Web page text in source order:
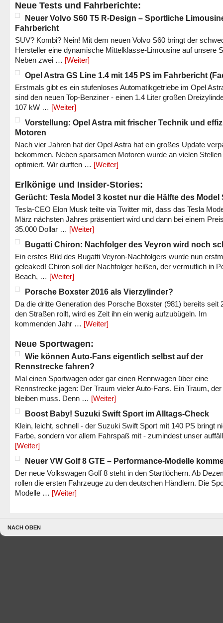
Neue Tests und Fahrberichte:
Neuer Volvo S60 T5 R-Design – Sportliche
Fahrbericht
SUV? Kombi? Nein! Mit dem neuen Volvo S60 bringt der
Hersteller eine dynamische Mittelklasse-Limousine auf unsere
Neben zwei … [Weiter]
Opel Astra GS Line 1.4 mit 145 PS im Fahrbericht
Erstmals gibt es ein stufenloses Automatikgetriebe im Opel
sind den neuen Top-Benziner - einen 1.4 Liter großen
107 kW … [Weiter]
Vorstellung: Opel Astra mit frischer Technik und
Motoren
Nach vier Jahren hat der Opel Astra hat ein großes Update
bekommen. Neben sparsamen Motoren wurde an vielen Stellen
optimiert. Wir durften … [Weiter]
Erlkönige und Insider-Stories:
Gerücht: Tesla Model 3 kostet nur die Hälfte des Model
Tesla-CEO Elon Musk teilte via Twitter mit, dass das Tesla
März nächsten Jahres präsentiert wird und dann bei einem
35.000 Dollar … [Weiter]
Bugatti Chiron: Nachfolger des Veyron wird noch
Ein erstes Bild des Bugatti Veyron-Nachfolgers wurde nun
geleaked! Chiron soll der Nachfolger heißen, der vermutlich in
Beach, … [Weiter]
Porsche Boxster 2016 als Vierzylinder?
Da die dritte Generation des Porsche Boxster (981) bereits seit
den Straßen rollt, wird es Zeit ihn ein wenig aufzubügeln. Im
kommenden Jahr … [Weiter]
Neue Sportwagen:
Wie können Auto-Fans eigentlich selbst auf der
Rennstrecke fahren?
Mal einen Sportwagen oder gar einen Rennwagen über eine
Rennstrecke jagen: Der Traum vieler Auto-Fans. Ein Traum,
bleiben muss. Denn … [Weiter]
Boost Baby! Suzuki Swift Sport im Alltags-Check
Klein, leicht, schnell - der Suzuki Swift Sport mit 140 PS bringt
Farbe, sondern vor allem Fahrspaß mit - zumindest unser
[Weiter]
Neuer VW Golf 8 GTE – Performance-Modelle
Der neue Volkswagen Golf 8 steht in den Startlöchern. Ab
rollen die ersten Fahrzeuge zu den deutschen Händlern. Die
Modelle … [Weiter]
NACH OBEN